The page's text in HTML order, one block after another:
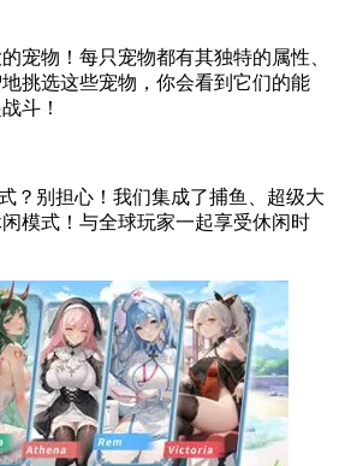
宠物！每只宠物都有其独特的属性、
挑选这些宠物，你会看到它们的能
斗！
？别担心！我们集成了捕鱼、超级大
模式！与全球玩家一起享受休闲时